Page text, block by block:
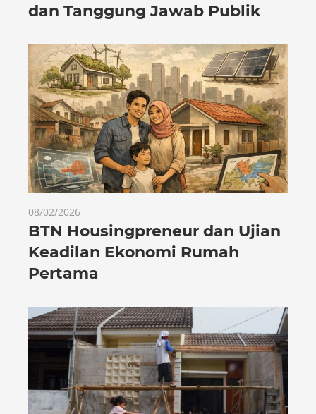
dan Tanggung Jawab Publik
08/02/2026
BTN Housingpreneur dan Ujian
Keadilan Ekonomi Rumah
Pertama